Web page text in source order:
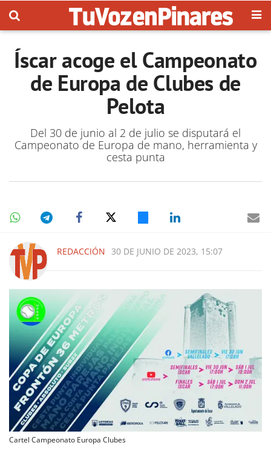
Íscar acoge el Campeonato
de Europa de Clubes de
Pelota
Del 30 de junio al 2 de julio se disputará el
Campeonato de Europa de mano, herramienta y
cesta punta
REDACCIÓN 30 DE JUNIO DE 2023, 15:07
Cartel Campeonato Europa Clubes